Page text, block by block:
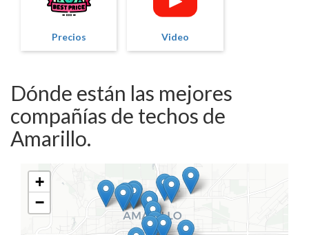
Precios Video
Dónde están las mejores
compañías de techos de
Amarillo.
+
−